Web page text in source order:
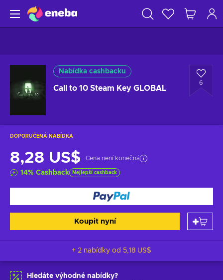
Nabídka cashbacku
Call to 10 Steam Key GLOBAL
6
DOPORUČENÁ NABÍDKA
8,28 US$ Cena není konečná
14% Cashback Nejlepší cashback
Koupit nyní
+ 2 nabídky od 5,18 US$
Hledáte výhodné nabídky?